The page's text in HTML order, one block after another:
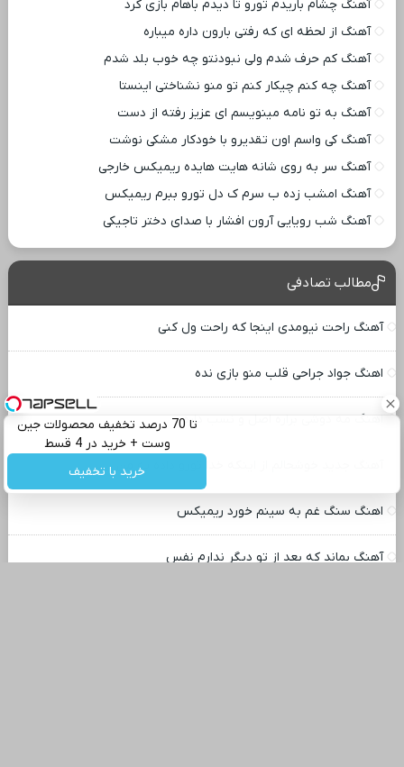
تا 70 درصد تخفیف محصولات جین
وست + خرید در 4 قسط
خرید با تخفیف
آهنگ چشام باریدم تورو تا دیدم باهام بازی کرد
آهنگ از لحظه ای که رفتی بارون داره میباره
آهنگ کم حرف شدم ولی نبودنتو چه خوب بلد شدم
آهنگ چه کنم چیکار کنم تو منو نشناختی اینستا
آهنگ به تو نامه مینویسم ای عزیز رفته از دست
آهنگ کی واسم اون تقدیرو با خودکار مشکی نوشت
آهنگ سر به روی شانه هایت هایده ریمیکس خارجی
آهنگ امشب زده ب سرم ک دل تورو ببرم ریمیکس
آهنگ شب رویایی آرون افشار با صدای دختر تاجیکی
مطالب تصادفی
آهنگ راحت نیومدی اینجا که راحت ول کنی
اهنگ جواد جراحی قلب منو بازی نده
اهنگ مه دوشی براره اصل و نسب داره
آهنگ جدید خوشحالم از اینکه خدا تورو داده به من
اهنگ سنگ غم به سینم خورد ریمیکس
آهنگ بماند که بعد از تو دیگر ندارم نفس